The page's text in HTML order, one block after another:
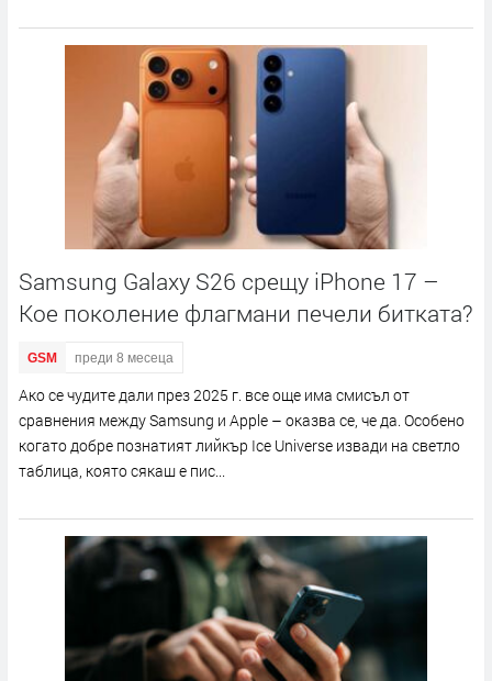
Samsung Galaxy S26 срещу iPhone 17 –
Кое поколение флагмани печели битката?
GSM преди 8 месеца
Ако се чудите дали през 2025 г. все още има смисъл от
сравнения между Samsung и Apple – оказва се, че да. Особено
когато добре познатият лийкър Ice Universe извади на светло
таблица, която сякаш е пис...